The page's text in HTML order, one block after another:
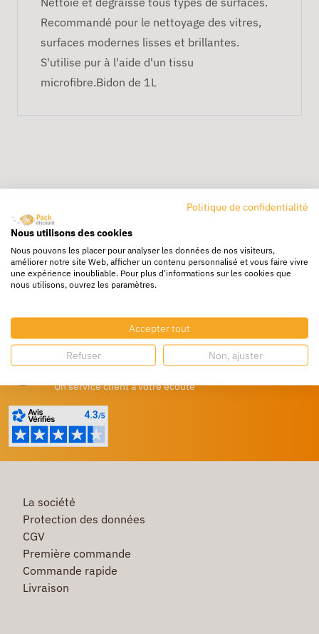
Recommandé pour le nettoyage des vitres,
surfaces modernes lisses et brillantes.
S'utilise pur à l'aide d'un tissu
microfibre.Bidon de 1L
Livraison rapide
24/72h partout en europe
Livraison gratuite
Dès 250€ HT d’achat
Destockage
Profitez de prix bas toute l’année
Besoin d'aide ?
Un service client à votre écoute
La société
Protection des données
CGV
Première commande
Commande rapide
Livraison
Politique de confidentialité
Nous utilisons des cookies
Nous pouvons les placer pour analyser les données de nos visiteurs,
améliorer notre site Web, afficher un contenu personnalisé et vous faire vivre
une expérience inoubliable. Pour plus d'informations sur les cookies que
nous utilisons, ouvrez les paramètres.
Accepter tout
Refuser Non, ajuster